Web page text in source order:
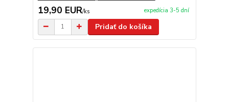
19,90 EUR/ks expedícia 3-5 dní
Pridať do košíka